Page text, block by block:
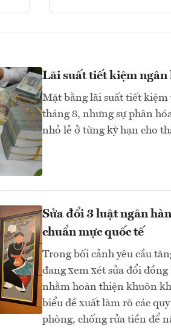
Lãi suất tiết kiệm ngân
Mặt bằng lãi suất tiết
tháng 8, nhưng sự phân
nhỏ lẻ ở từng kỳ hạn cho
Sửa đổi 3 luật ngân
chuẩn mực quốc tế
Trong bối cảnh yêu cầu
đang xem xét sửa đổi
nhằm hoàn thiện khuôn
biểu đề xuất làm rõ các
phòng, chống rửa tiền để